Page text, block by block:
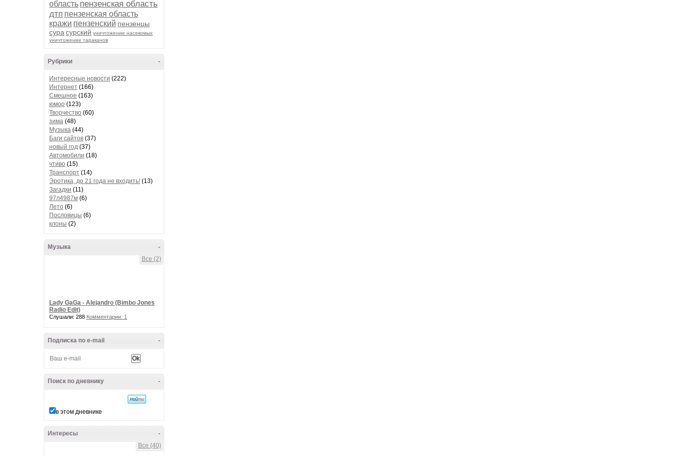
область пензенская область
дтп пензенская область
кражи пензенский пензенцы
сура сурский уничтожение насекомых
уничтожение тараканов
-
Рубрики
Интересные новости (222)
Интернет (166)
Смешное (163)
юмор (123)
Творчество (60)
зима (48)
Музыка (44)
Баги сайтов (37)
новый год (37)
Автомобили (18)
чтиво (15)
Транспорт (14)
Эротика, до 21 года не входить! (13)
Загадки (11)
97л4987м (6)
Лето (6)
Пословицы (6)
клоны (2)
-
Музыка
Все (2)
Lady GaGa - Alejandro (Bimbo Jones
Radio Edit)
Слушали: 288 Комментарии: 1
-
Подписка по e-mail
-
Поиск по дневнику
в этом дневнике
-
Интересы
Все (40)